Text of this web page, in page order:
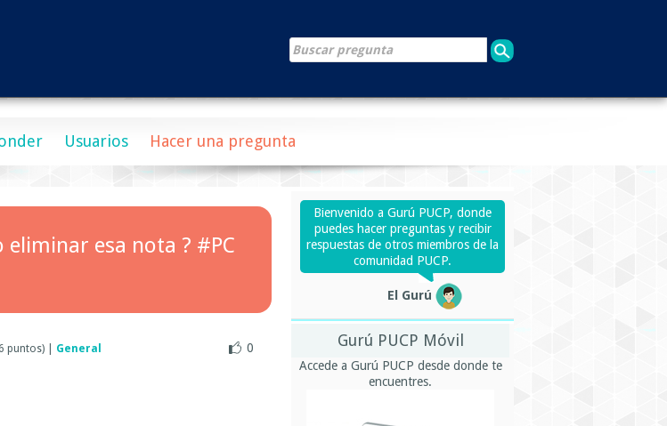
Usuarios Hacer una pregunta
eliminar esa nota ? #PC
0
puntos) General
Bienvenido a Gurú PUCP, donde
puedes hacer preguntas y recibir
respuestas de otros miembros de la
comunidad PUCP.
El Gurú
Gurú PUCP Móvil
Accede a Gurú PUCP desde donde te
encuentres.